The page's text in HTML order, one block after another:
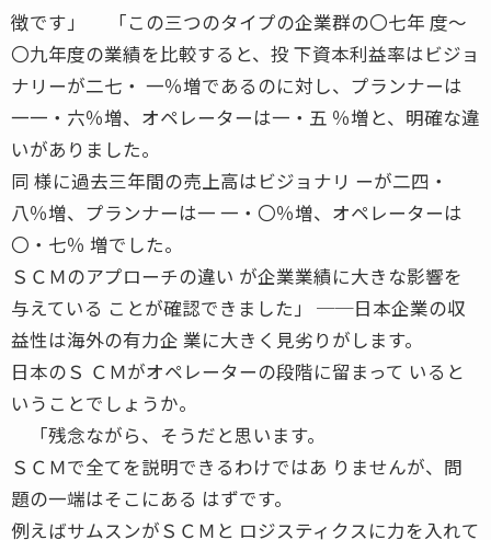
徴です」 「この三つのタイプの企業群の〇七年 度〜
〇九年度の業績を比較すると、投 下資本利益率はビジョ
ナリーが二七・ 一％増であるのに対し、プランナーは
一一・六％増、オペレーターは一・五 ％増と、明確な違
いがありました。
同 様に過去三年間の売上高はビジョナリ ーが二四・
八％増、プランナーは一 一・〇％増、オペレーターは
〇・七％ 増でした。
ＳＣＭのアプローチの違い が企業業績に大きな影響を
与えている ことが確認できました」 ──日本企業の収
益性は海外の有力企 業に大きく見劣りがします。
日本のＳ ＣＭがオペレーターの段階に留まって いると
いうことでしょうか。
「残念ながら、そうだと思います。
ＳＣＭで全てを説明できるわけではあ りませんが、問
題の一端はそこにある はずです。
例えばサムスンがＳＣＭと ロジスティクスに力を入れて